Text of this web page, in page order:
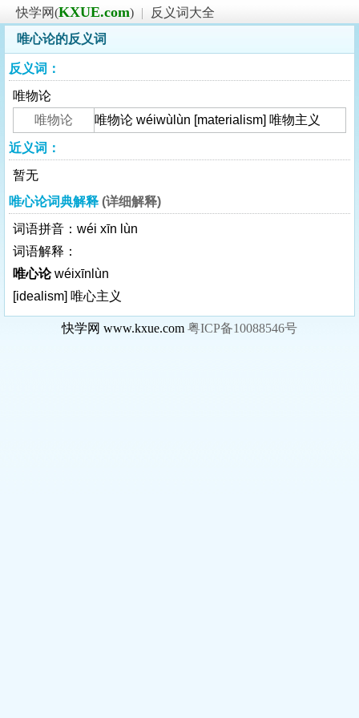
快学网(KXUE.com) |
反义词大全
唯心论的反义词
反义词：
唯物论
唯物论
唯物论 wéiwùlùn [materialism] 唯物主义
近义词：
暂无
唯心论词典解释 (详细解释)
词语拼音：wéi xīn lùn
词语解释：
唯心论 wéixīnlùn
[idealism] 唯心主义
快学网 www.kxue.com 粤ICP备10088546号